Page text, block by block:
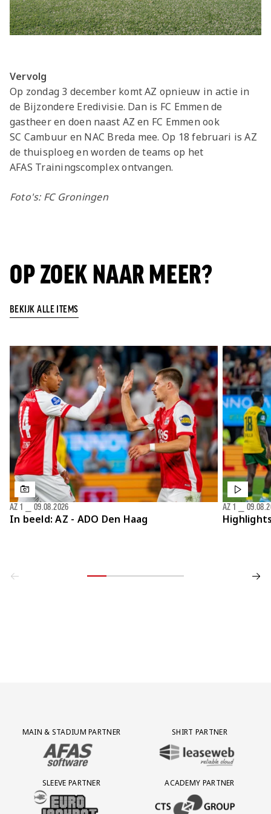
Vervolg
Op zondag 3 december komt AZ opnieuw in actie in
de Bijzondere Eredivisie. Dan is FC Emmen de
gastheer en doen naast AZ en FC Emmen ook
SC Cambuur en NAC Breda mee. Op 18 februari is AZ
de thuisploeg en worden de teams op het
AFAS Trainingscomplex ontvangen.
Foto's: FC Groningen
OP ZOEK NAAR MEER?
BEKIJK ALLE ITEMS
In beeld: AZ - ADO Den Haag
AZ 1 09.08.2026 AZ 1
Partner Logos Grid
MAIN & STADIUM PARTNER
BEZOEK ONZE MAIN & STADIUM PARTNER AFAS SOFTWARE
SHIRT PARTNER
BEZOEK ONZE SHIRT PARTNER
SLEEVE PARTNER
BEZOEK ONZE SLEEVE PARTNER EUROJACKPOT
ACADEMY PARTNER
BEZOEK ONZE ACADEMY